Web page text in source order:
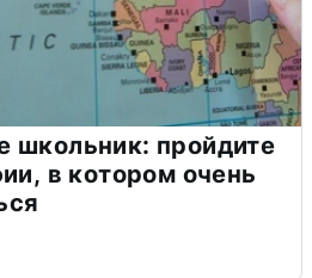
школьник: пройдите
в котором очень